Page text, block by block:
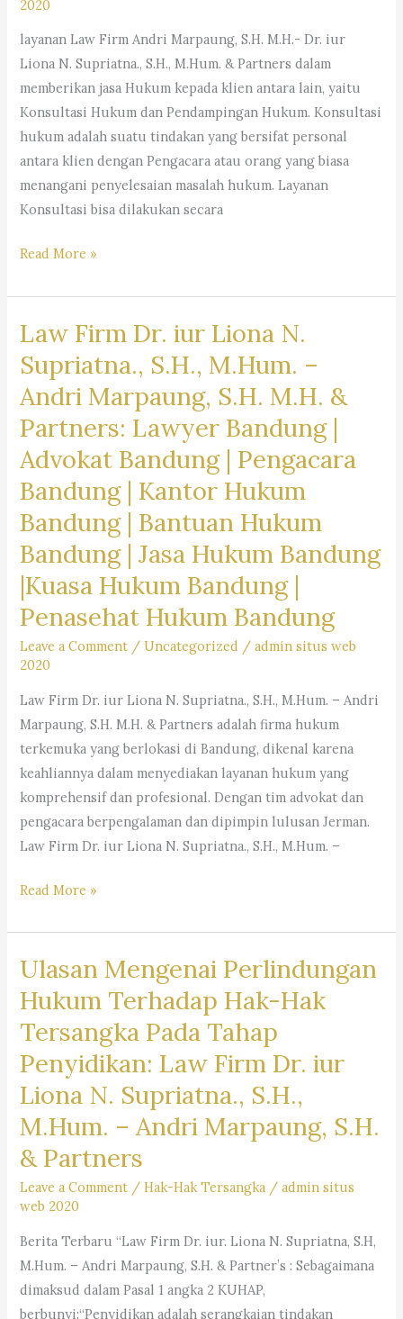
Parahyangan
|Lawyer
Kota
Baru
Parahyangan
Bandung
Barat
|
Pengacara
Bandung
Barat|
Hukum
Bandung
Barat|
Hukum
Bandung
Barat
|
Jasa
Hukum
Barat|Kuasa
Hukum
Bandung
Barat
|
Penasehat
Hukum
Barat
Masalah
Hukum
Kota
Baru
Parahyangan
|
2020
layanan Law Firm Andri Marpaung, S.H. M.H.- Dr. iur
Liona N. Supriatna., S.H., M.Hum. & Partners dalam
memberikan jasa Hukum kepada klien antara lain, yaitu
Konsultasi Hukum dan Pendampingan Hukum. Konsultasi
hukum adalah suatu tindakan yang bersifat personal
antara klien dengan Pengacara atau orang yang biasa
menangani penyelesaian masalah hukum. Layanan
Konsultasi bisa dilakukan secara
Law
Andri
Marpaung,
M.H.-
Dr.
iur
Liona
N.
Supriatna.,
S.H.,
M.Hum.
Partners:
Cari
Jasa
Pengacara
Advokat
Cimahi
|
Hukum
Cimahi
Bantuan
Hukum
Cimahi
Jasa
Hukum
Cimahi
Hukum
|
Penasehat
Hukum
Read More »
Law Firm Dr. iur Liona N.
Supriatna., S.H., M.Hum. –
Andri Marpaung, S.H. M.H. &
Partners: Lawyer Bandung |
Advokat Bandung | Pengacara
Bandung | Kantor Hukum
Bandung | Bantuan Hukum
Bandung | Jasa Hukum Bandung
|Kuasa Hukum Bandung |
Penasehat Hukum Bandung
Leave a Comment /Uncategorized /admin situs web
2020
Law Firm Dr. iur Liona N. Supriatna., S.H., M.Hum. – Andri
Marpaung, S.H. M.H. & Partners adalah firma hukum
terkemuka yang berlokasi di Bandung, dikenal karena
keahliannya dalam menyediakan layanan hukum yang
komprehensif dan profesional. Dengan tim advokat dan
pengacara berpengalaman dan dipimpin lulusan Jerman.
Law Firm Dr. iur Liona N. Supriatna., S.H., M.Hum. –
Law
Dr.
iur
N.
Supriatna.,
S.H.,
M.Hum.
–
Andri
Marpaung,
S.H.
M.H.
Read More »
Ulasan Mengenai Perlindungan
Hukum Terhadap Hak-Hak
Tersangka Pada Tahap
Penyidikan: Law Firm Dr. iur
Liona N. Supriatna., S.H.,
M.Hum. – Andri Marpaung, S.H.
& Partners
Leave a Comment /Hak-Hak Tersangka /admin situs
web 2020
Berita Terbaru “Law Firm Dr. iur. Liona N. Supriatna, S.H,
M.Hum. – Andri Marpaung, S.H. & Partner’s : Sebagaimana
dimaksud dalam Pasal 1 angka 2 KUHAP,
berbunyi:“Penyidikan adalah serangkaian tindakan